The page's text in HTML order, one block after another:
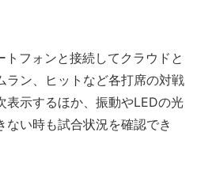
フォンと接続してクラウドと
ラン、ヒットなど各打席の対戦
表示するほか、振動やLEDの光
ない時も試合状況を確認でき